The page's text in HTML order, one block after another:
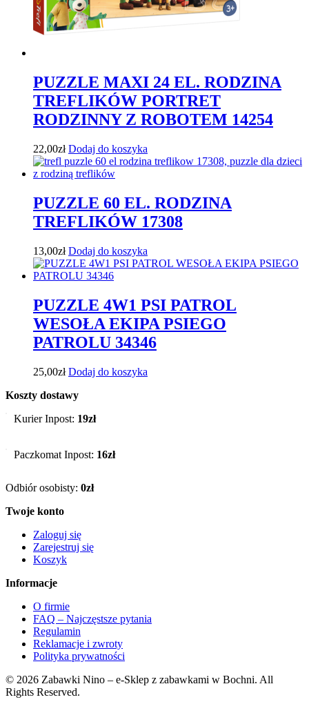
PUZZLE MAXI 24 EL. RODZINA
TREFLIKÓW PORTRET
RODZINNY Z ROBOTEM 14254
22,00zł Dodaj do koszyka
PUZZLE 60 EL. RODZINA
TREFLIKÓW 17308
13,00zł Dodaj do koszyka
PUZZLE 4W1 PSI PATROL
WESOŁA EKIPA PSIEGO
PATROLU 34346
25,00zł Dodaj do koszyka
Koszty dostawy
Kurier Inpost: 19zł
Paczkomat Inpost: 16zł
Odbiór osobisty: 0zł
Twoje konto
Zaloguj się
Zarejestruj się
Koszyk
Informacje
O firmie
FAQ – Najczęstsze pytania
Regulamin
Reklamacje i zwroty
Polityka prywatności
© 2026 Zabawki Nino – e-Sklep z zabawkami w Bochni. All
Rights Reserved.